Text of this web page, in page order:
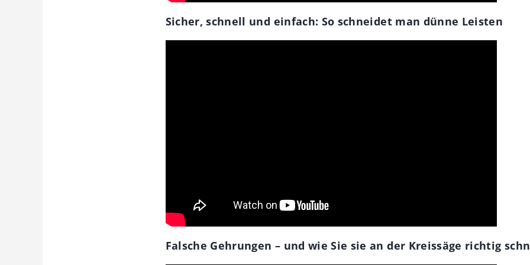
Sicher, schnell und einfach: So schneidet man dünne Leisten
Falsche Gehrungen – und wie Sie sie an der Kreissäge richtig